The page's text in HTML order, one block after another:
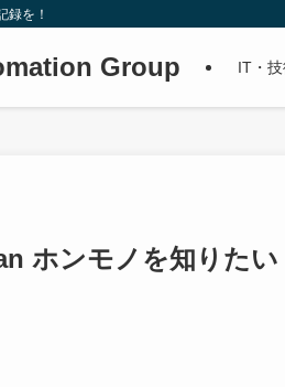
記録を！
Group IT・
ホンモノを知りたい